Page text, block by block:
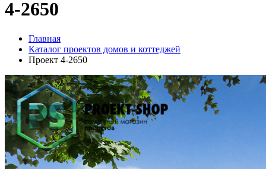
4-2650
Главная
Каталог проектов домов и коттеджей
Проект 4-2650